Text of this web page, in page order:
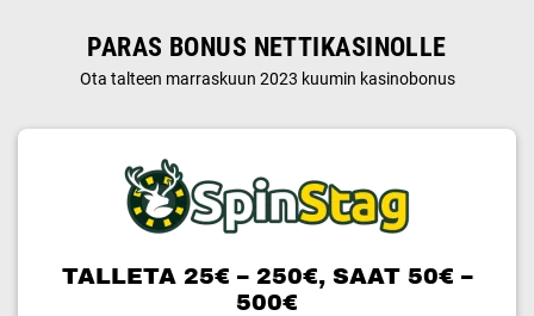
PARAS BONUS NETTIKASINOLLE
Ota talteen marraskuun 2023 kuumin kasinobonus
TALLETA 25€ – 250€, SAAT 50€ –
500€